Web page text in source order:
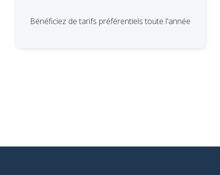
Bénéficiez de tarifs préférentiels toute l'année